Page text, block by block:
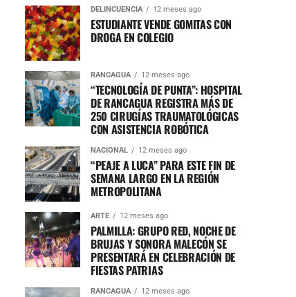
DELINCUENCIA 12 meses ago
ESTUDIANTE VENDE GOMITAS CON
DROGA EN COLEGIO
RANCAGUA 12 meses ago
“TECNOLOGÍA DE PUNTA”: HOSPITAL
DE RANCAGUA REGISTRA MÁS DE
250 CIRUGÍAS TRAUMATOLÓGICAS
CON ASISTENCIA ROBÓTICA
NACIONAL 12 meses ago
“PEAJE A LUCA” PARA ESTE FIN DE
SEMANA LARGO EN LA REGIÓN
METROPOLITANA
ARTE 12 meses ago
PALMILLA: GRUPO RED, NOCHE DE
BRUJAS Y SONORA MALECÓN SE
PRESENTARÁ EN CELEBRACIÓN DE
FIESTAS PATRIAS
RANCAGUA 12 meses ago